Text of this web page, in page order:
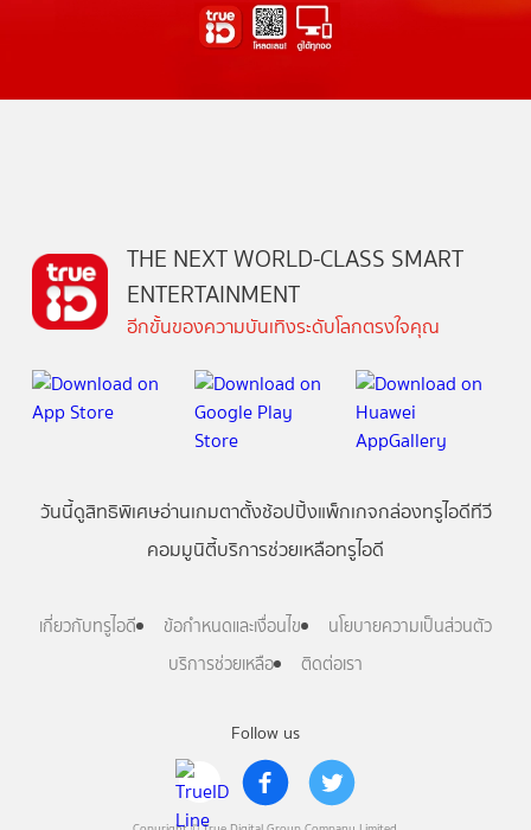
Follow us
THE NEXT WORLD-CLASS SMART
ENTERTAINMENT
อีกขั้นของความบันเทิงระดับโลกตรงใจคุณ
วันนี้ดูสิทธิพิเศษอ่านเกมตาตั้งช้อปปิ้งแพ็กเกจกล่องทรูไอดีทีวี
คอมมูนิตี้บริการช่วยเหลือทรูไอดี
เกี่ยวกับทรูไอดี ข้อกำหนดและเงื่อนไข
นโยบายความเป็นส่วนตัว
บริการช่วยเหลือ
ติดต่อเรา